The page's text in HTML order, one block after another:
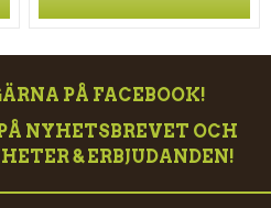
PÅ FACEBOOK!
NYHETSBREVET OCH
& ERBJUDANDEN!